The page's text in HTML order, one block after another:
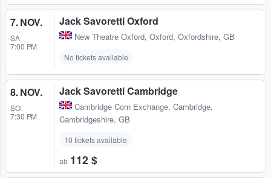
7. NOV.
SA
7:00 PM
Jack Savoretti Oxford
New Theatre Oxford, Oxford, Oxfordshire, GB
No tickets available
8. NOV.
SO
7:30 PM
Jack Savoretti Cambridge
Cambridge Corn Exchange, Cambridge,
Cambridgeshire, GB
10 tickets available
ab 112 $